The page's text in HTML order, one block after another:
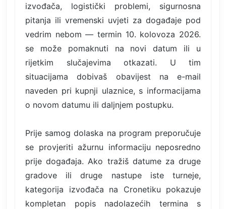
izvođača, logistički problemi, sigurnosna
pitanja ili vremenski uvjeti za događaje pod
vedrim nebom — termin 10. kolovoza 2026.
se može pomaknuti na novi datum ili u
rijetkim slučajevima otkazati. U tim
situacijama dobivaš obavijest na e-mail
naveden pri kupnji ulaznice, s informacijama
o novom datumu ili daljnjem postupku.
Prije samog dolaska na program preporučuje
se provjeriti ažurnu informaciju neposredno
prije događaja. Ako tražiš datume za druge
gradove ili druge nastupe iste turneje,
kategorija izvođača na Cronetiku pokazuje
kompletan popis nadolazećih termina s